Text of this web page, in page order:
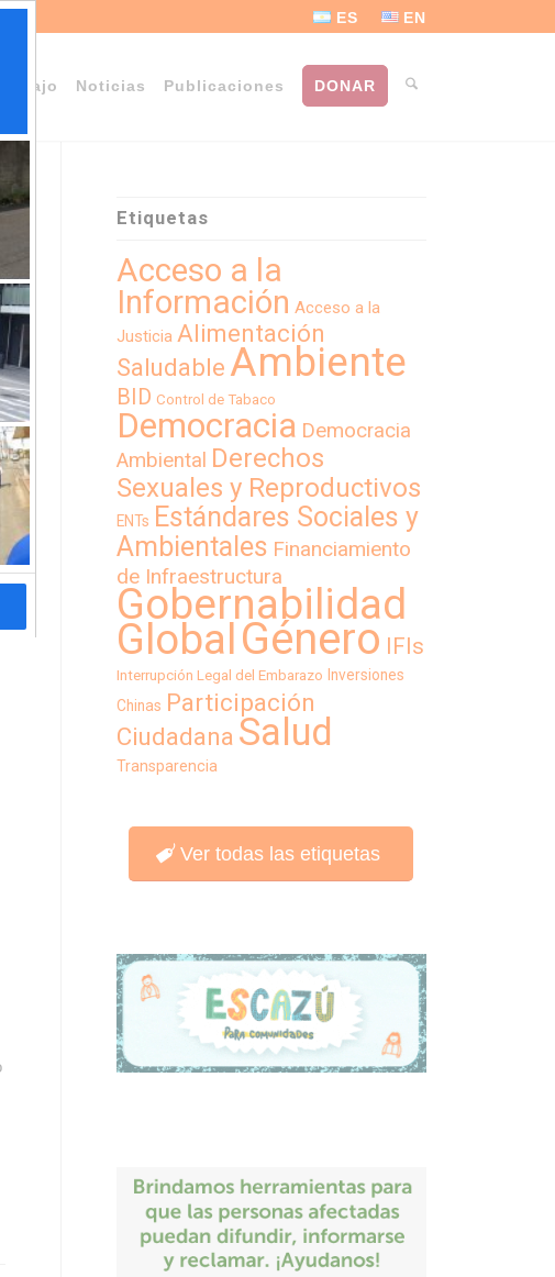
ES EN
Noticias Publicaciones DONAR
Etiquetas
Acceso a la
Información Acceso a la
Justicia Alimentación
Saludable Ambiente
BID Control de Tabaco
Democracia Democracia
Ambiental Derechos
Sexuales y Reproductivos
ENTs Estándares Sociales y
Ambientales Financiamiento
de Infraestructura
Gobernabilidad
GlobalGénero IFIs
Interrupción Legal del Embarazo Inversiones
Chinas Participación
Ciudadana Salud
Transparencia
Ver todas las etiquetas